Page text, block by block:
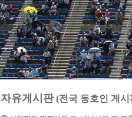
자유게시판(전국 동호인 게시